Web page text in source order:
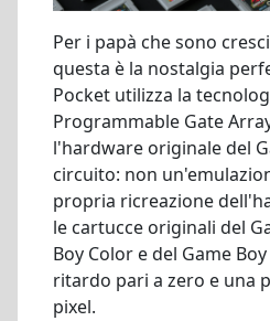
Per i papà che sono
questa è la nostalgia
Pocket utilizza la
Programmable Gate
l'hardware originale del
circuito: non
propria ricreazione
le cartucce originali del
Boy Color e del Game
ritardo pari a zero e una
pixel.